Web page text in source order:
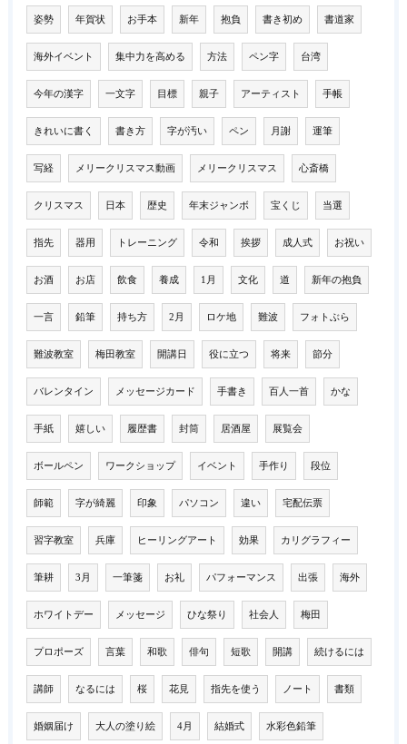
姿勢 年賀状 お手本 新年 抱負 書き初め 書道家
海外イベント 集中力を高める 方法 ペン字 台湾
今年の漢字 一文字 目標 親子 アーティスト 手帳
きれいに書く 書き方 字が汚い ペン 月謝 運筆
写経 メリークリスマス動画 メリークリスマス 心斎橋
クリスマス 日本 歴史 年末ジャンボ 宝くじ 当選
指先 器用 トレーニング 令和 挨拶 成人式 お祝い
お酒 お店 飲食 養成 1月 文化 道 新年の抱負
一言 鉛筆 持ち方 2月 ロケ地 難波 フォトぶら
難波教室 梅田教室 開講日 役に立つ 将来 節分
バレンタイン メッセージカード 手書き 百人一首 かな
手紙 嬉しい 履歴書 封筒 居酒屋 展覧会
ボールペン ワークショップ イベント 手作り 段位
師範 字が綺麗 印象 パソコン 違い 宅配伝票
習字教室 兵庫 ヒーリングアート 効果 カリグラフィー
筆耕 3月 一筆箋 お礼 パフォーマンス 出張 海外
ホワイトデー メッセージ ひな祭り 社会人 梅田
プロポーズ 言葉 和歌 俳句 短歌 開講 続けるには
講師 なるには 桜 花見 指先を使う ノート 書類
婚姻届け 大人の塗り絵 4月 結婚式 水彩色鉛筆